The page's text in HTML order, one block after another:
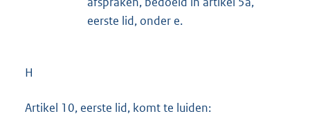
eerste lid, onder e.
H
Artikel 10, eerste lid, komt te luiden: